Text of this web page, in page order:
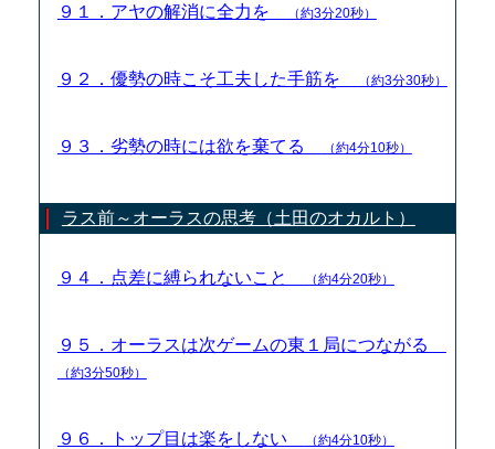
９１．アヤの解消に全力を （約3分20秒）
９２．優勢の時こそ工夫した手筋を （約3分30秒）
９３．劣勢の時には欲を棄てる （約4分10秒）
ラス前～オーラスの思考（土田のオカルト）
９４．点差に縛られないこと （約4分20秒）
９５．オーラスは次ゲームの東１局につながる
（約3分50秒）
９６．トップ目は楽をしない （約4分10秒）